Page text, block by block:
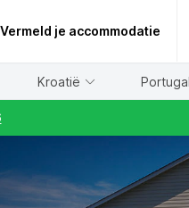
Vermeld je accommodatie
Kroatië Portugal